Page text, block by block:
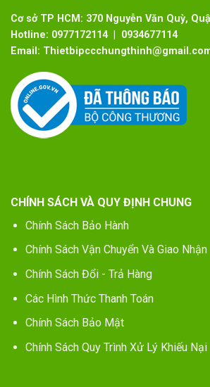
Cơ sở TP HCM: 370 Nguyễn Văn Quỳ,
Hotline: 0977172114 | 0934677114
Email:
CHÍNH SÁCH VÀ QUY ĐỊNH CHUNG
Chính Sách Bảo Hành
Chính Sách Vận Chuyển Và Giao Nhận
Chính Sách Đổi - Trả Hàng
Các Hình Thức Thanh Toán
Chính Sách Bảo Mật
Chính Sách Quy Trình Xử Lý Khiếu Nại